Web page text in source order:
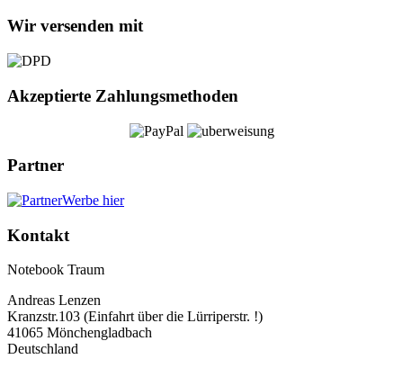
Wir versenden mit
Akzeptierte Zahlungsmethoden
Partner
Werbe hier
Kontakt
Notebook Traum
Andreas Lenzen
Kranzstr.103 (Einfahrt über die Lürriperstr. !)
41065 Mönchengladbach
Deutschland